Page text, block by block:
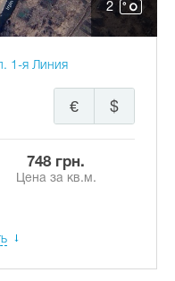
2
1-я Линия
$
€
748 грн.
Цена за кв.м.